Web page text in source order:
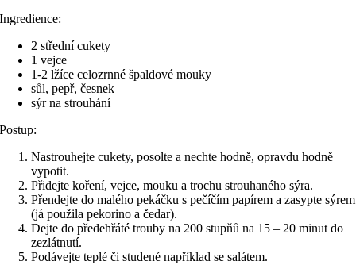
Ingredience:
2 střední cukety
1 vejce
1-2 lžíce celozrnné špaldové mouky
sůl, pepř, česnek
sýr na strouhání
Postup:
Nastrouhejte cukety, posolte a nechte hodně, opravdu hodně
vypotit.
Přidejte koření, vejce, mouku a trochu strouhaného sýra.
Přendejte do malého pekáčku s pečíčím papírem a zasypte sýrem
(já použila pekorino a čedar).
Dejte do předehřáté trouby na 200 stupňů na 15 – 20 minut do
zezlátnutí.
Podávejte teplé či studené například se salátem.